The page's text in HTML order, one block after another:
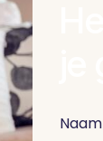
Naam